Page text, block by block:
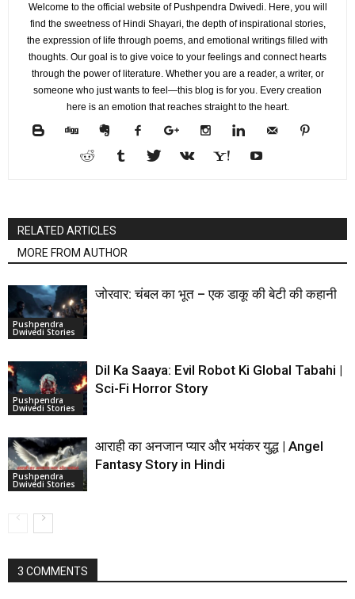
Welcome to the official website of Pushpendra Dwivedi. Here, you will
find the sweetness of Hindi Shayari, the depth of inspirational stories,
the expression of life through poems, and emotional writings filled with
thoughts. Our goal is to give voice to your feelings and connect hearts
through the power of literature. Whether you are a reader, a writer, or
someone who just wants to feel—this blog is for you. Every creation
here is an emotion that reaches straight to the heart.
RELATED ARTICLES
MORE FROM AUTHOR
Pushpendra
Dwivedi Stories
जोरवार: चंबल का भूत – एक डाकू की बेटी की कहानी
Pushpendra
Dwivedi Stories
Dil Ka Saaya: Evil Robot Ki Global Tabahi |
Sci-Fi Horror Story
Pushpendra
Dwivedi Stories
आराही का अनजान प्यार और भयंकर युद्ध | Angel
Fantasy Story in Hindi
3 COMMENTS